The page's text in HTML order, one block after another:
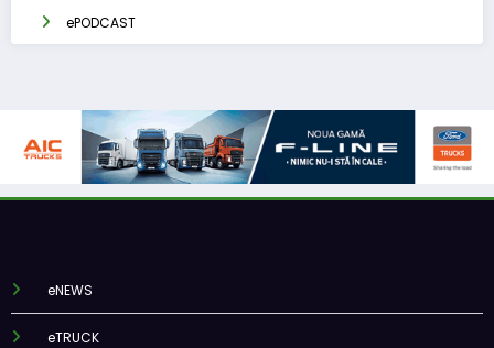
ePODCAST
eNEWS
eTRUCK